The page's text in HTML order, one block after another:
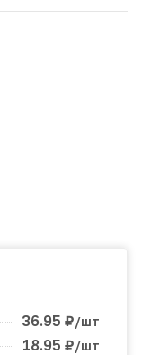
36.95 ₽/шт
18.95 ₽/шт